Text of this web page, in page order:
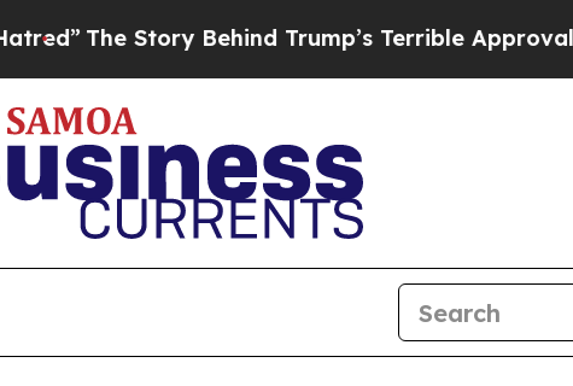
The Story Behind Trump’s Terrible Approval Rating